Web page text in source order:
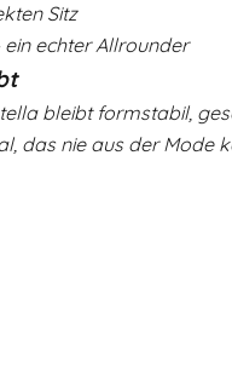
Sitz
echter Allrounder
bleibt formstabil,
das nie aus der Mode